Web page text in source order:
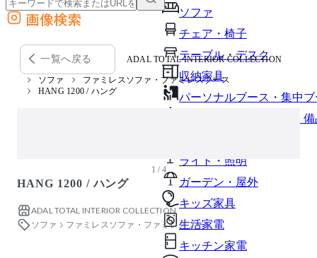
ソファ
チェア・椅子
テーブル・デスク
収納家具
パーソナルブース・集中
オフィスアクセサリー・
ライト・照明
ガーデン・屋外
キッズ家具
生活家電
キッチン家電
外部サイトの商品をカートに追加
他のサイトで見つけた商品ページのURLを貼り付けて、カートに追加できます
画像検索
一覧へ戻る ADAL TOTAL INTERIOR COLLECTION
ソファ
ファミレスソファ・ファミレスブース
HANG 1200 / ハング
1 / 4
HANG 1200 / ハング
ADAL TOTAL INTERIOR COLLECTION
ソファ
ファミレスソファ・ファミレスブース